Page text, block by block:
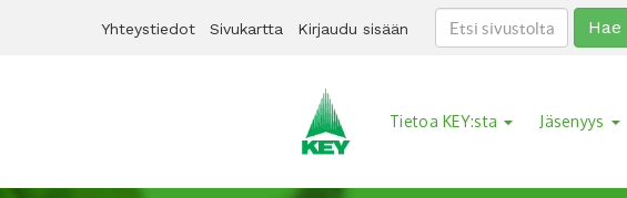
Yhteystiedot Sivukartta Kirjaudu sisään Hae
Tietoa KEY:sta Jäsenyys